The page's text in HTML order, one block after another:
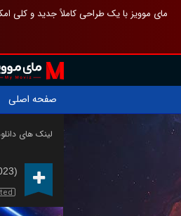
مای موویز با یک طراحی کاملاً جدید و کلی
صفحه اصلی
لینک های